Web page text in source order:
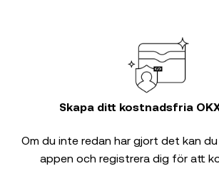
Skapa ditt kostnadsfria
Om du inte redan har gjort det kan du
appen och registrera dig för att